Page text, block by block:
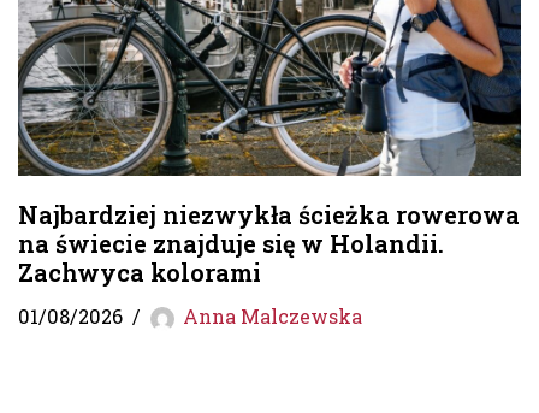
Najbardziej niezwykła ścieżka rowerowa
na świecie znajduje się w Holandii.
Zachwyca kolorami
01/08/2026 Anna Malczewska